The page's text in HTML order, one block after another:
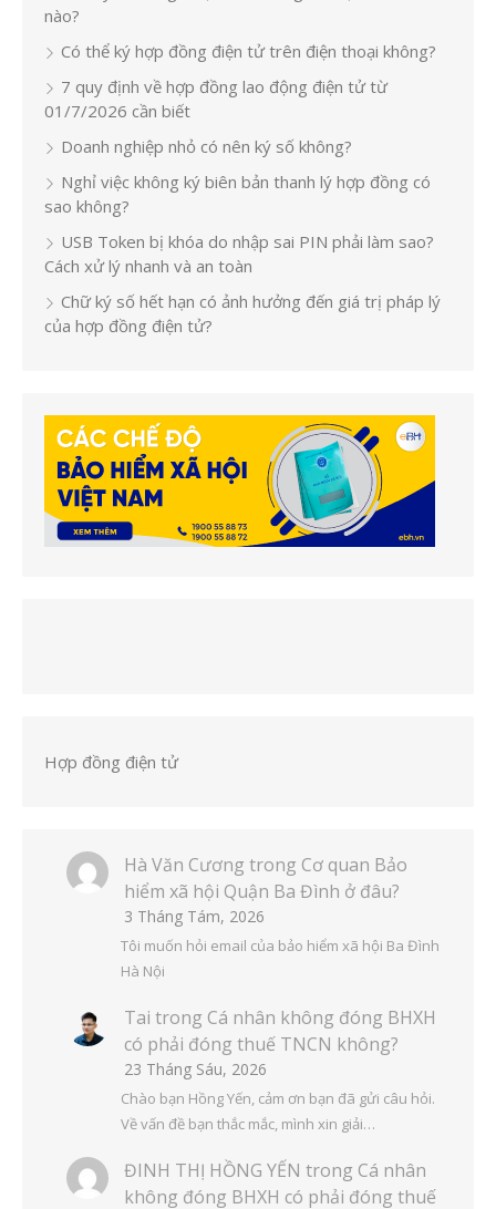
nào?
Có thể ký hợp đồng điện tử trên điện thoại không?
7 quy định về hợp đồng lao động điện tử từ
01/7/2026 cần biết
Doanh nghiệp nhỏ có nên ký số không?
Nghỉ việc không ký biên bản thanh lý hợp đồng có
sao không?
USB Token bị khóa do nhập sai PIN phải làm sao?
Cách xử lý nhanh và an toàn
Chữ ký số hết hạn có ảnh hưởng đến giá trị pháp lý
của hợp đồng điện tử?
Hợp đồng điện tử
Hà Văn Cương trong Cơ quan Bảo
hiểm xã hội Quận Ba Đình ở đâu?
3 Tháng Tám, 2026
Tôi muốn hỏi email của bảo hiểm xã hội Ba Đình
Hà Nội
Tai trong Cá nhân không đóng BHXH
có phải đóng thuế TNCN không?
23 Tháng Sáu, 2026
Chào bạn Hồng Yến, cảm ơn bạn đã gửi câu hỏi.
Về vấn đề bạn thắc mắc, mình xin giải…
ĐINH THỊ HỒNG YẾN trong Cá nhân
không đóng BHXH có phải đóng thuế